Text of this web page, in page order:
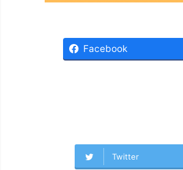
Facebook
Twitter